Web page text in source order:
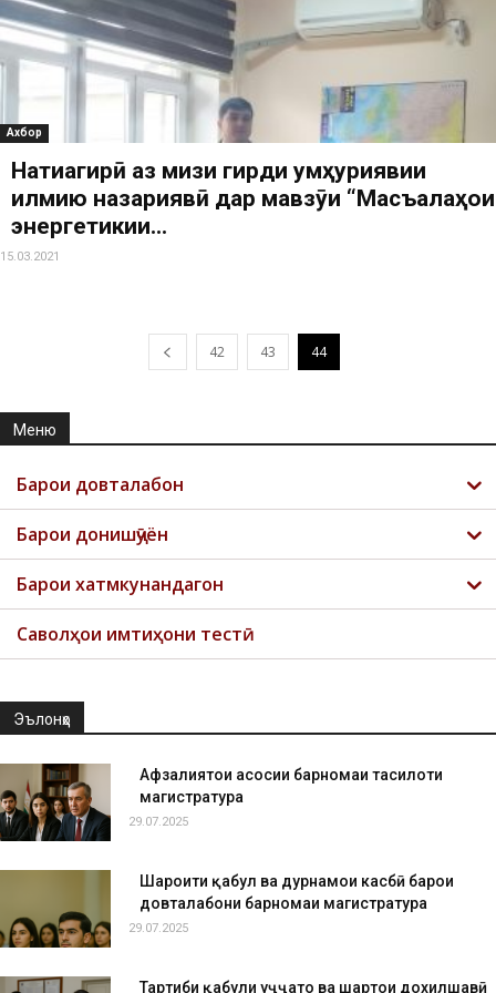
Ахбор
Натиҷагирӣ аз мизи гирди ҷумҳуриявии
илмию назариявӣ дар мавзӯи “Масъалаҳои
энергетикии...
15.03.2021
42 43 44
Меню
Барои довталабон
Барои донишҷӯён
Барои хатмкунандагон
Саволҳои имтиҳони тестӣ
Эълонҳо
Афзалиятҳои асосии барномаи таҳсилоти
магистратура
29.07.2025
Шароити қабул ва дурнамои касбӣ барои
довталабони барномаи магистратура
29.07.2025
Тартиби қабули ҳуҷҷатҳо ва шартҳои дохилшавӣ